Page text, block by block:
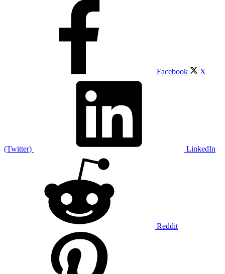
Facebook X
(Twitter) LinkedIn
Reddit